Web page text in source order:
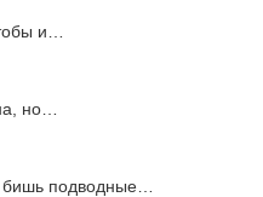
и…
но…
подводные…